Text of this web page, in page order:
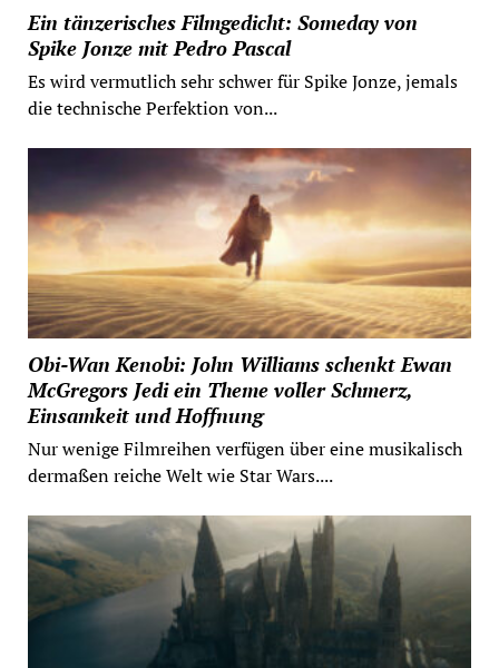
Ein tänzerisches Filmgedicht: Someday von
Spike Jonze mit Pedro Pascal
Es wird vermutlich sehr schwer für Spike Jonze, jemals
die technische Perfektion von...
Obi-Wan Kenobi: John Williams schenkt Ewan
McGregors Jedi ein Theme voller Schmerz,
Einsamkeit und Hoffnung
Nur wenige Filmreihen verfügen über eine musikalisch
dermaßen reiche Welt wie Star Wars....